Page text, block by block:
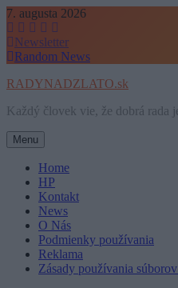
Skip
to
content
7. augusta 2026
Newsletter
Random News
RADYNADZLATO.sk
Každý človek vie, že dobrá rada
Menu
Home
HP
Kontakt
News
O Nás
Podmienky používania
Reklama
Zásady používania